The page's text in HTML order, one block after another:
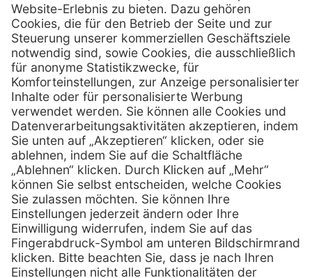
Henry Schein Medical Austria GmbH
Schönbrunner Straße 297
A-1120 Wien
01 / 718 19 61 99
Telefax:01 / 718 19 61 23
E-Mail: info @ henryscheinmed.at
Services
Vorteile
Eigenmarke
Leasing
Technischer Service
Kataloge / Downloads
Hilfe
FAQs
Kontakt
Außendienst
Lob & Kritik
Retoure anmelden